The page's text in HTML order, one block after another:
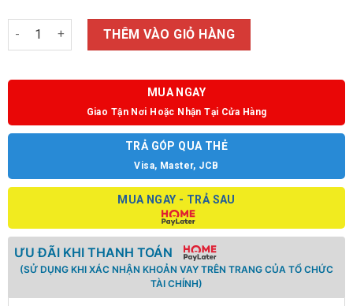
Số lượng THÊM VÀO GIỎ HÀNG
MUA NGAY
Giao Tận Nơi Hoặc Nhận Tại Cửa Hàng
TRẢ GÓP QUA THẺ
Visa, Master, JCB
MUA NGAY - TRẢ SAU
ƯU ĐÃI KHI THANH TOÁN
(SỬ DỤNG KHI XÁC NHẬN KHOẢN VAY TRÊN TRANG CỦA TỔ CHỨC
TÀI CHÍNH)